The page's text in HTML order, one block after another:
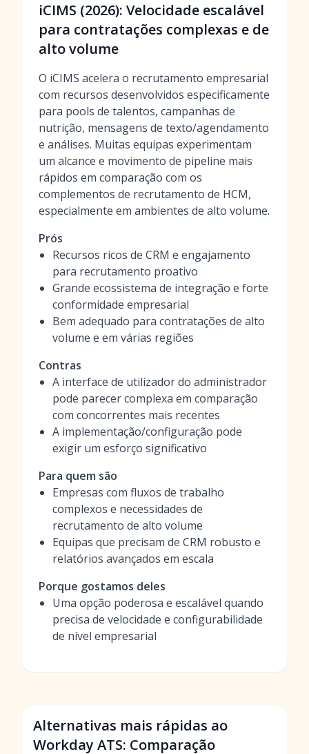
iCIMS (2026): Velocidade escalável
para contratações complexas e de
alto volume
O iCIMS acelera o recrutamento empresarial
com recursos desenvolvidos especificamente
para pools de talentos, campanhas de
nutrição, mensagens de texto/agendamento
e análises. Muitas equipas experimentam
um alcance e movimento de pipeline mais
rápidos em comparação com os
complementos de recrutamento de HCM,
especialmente em ambientes de alto volume.
Prós
Recursos ricos de CRM e engajamento
para recrutamento proativo
Grande ecossistema de integração e forte
conformidade empresarial
Bem adequado para contratações de alto
volume e em várias regiões
Contras
A interface de utilizador do administrador
pode parecer complexa em comparação
com concorrentes mais recentes
A implementação/configuração pode
exigir um esforço significativo
Para quem são
Empresas com fluxos de trabalho
complexos e necessidades de
recrutamento de alto volume
Equipas que precisam de CRM robusto e
relatórios avançados em escala
Porque gostamos deles
Uma opção poderosa e escalável quando
precisa de velocidade e configurabilidade
de nível empresarial
Alternativas mais rápidas ao
Workday ATS: Comparação